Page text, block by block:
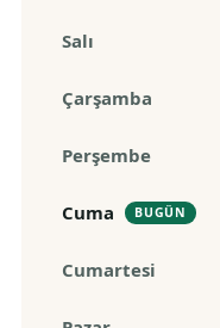
Salı
Çarşamba
Perşembe
Cuma BUGÜN
Cumartesi